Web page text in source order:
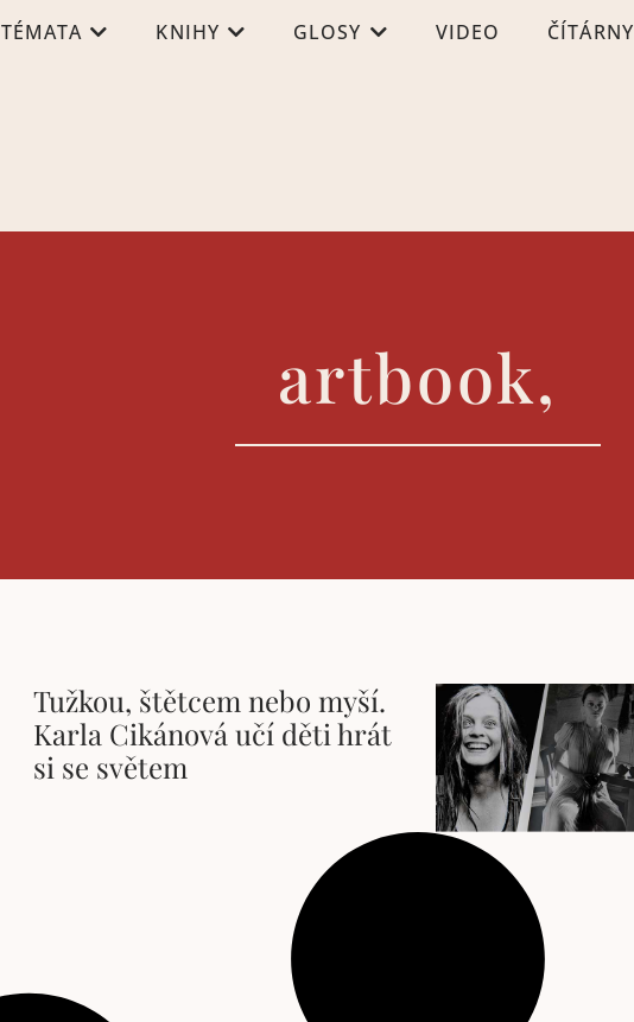
TÉMATA KNIHY GLOSY VIDEO ČÍTÁRNY
artbook,
Tužkou, štětcem nebo myší.
Karla Cikánová učí děti hrát
si se světem